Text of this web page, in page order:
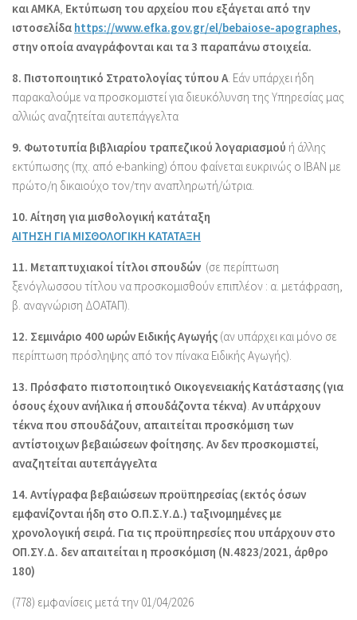
και ΑΜΚΑ, Εκτύπωση του αρχείου που εξάγεται από την
ιστοσελίδα https://www.efka.gov.gr/el/bebaiose-apographes,
στην οποία αναγράφονται και τα 3 παραπάνω στοιχεία.
8. Πιστοποιητικό Στρατολογίας τύπου Α. Εάν υπάρχει ήδη
παρακαλούμε να προσκομιστεί για διευκόλυνση της Υπηρεσίας μας
αλλιώς αναζητείται αυτεπάγγελτα
9. Φωτοτυπία βιβλιαρίου τραπεζικού λογαριασμού ή άλλης
εκτύπωσης (πχ. από e-banking) όπου φαίνεται ευκρινώς ο IBAN με
πρώτο/η δικαιούχο τον/την αναπληρωτή/ώτρια.
10. Αίτηση για μισθολογική κατάταξη
ΑΙΤΗΣΗ ΓΙΑ ΜΙΣΘΟΛΟΓΙΚΗ ΚΑΤΑΤΑΞΗ
11. Μεταπτυχιακοί τίτλοι σπουδών (σε περίπτωση
ξενόγλωσσου τίτλου να προσκομισθούν επιπλέον : α. μετάφραση,
β. αναγνώριση ΔΟΑΤΑΠ).
12. Σεμινάριο 400 ωρών Ειδικής Αγωγής (αν υπάρχει και μόνο σε
περίπτωση πρόσληψης από τον πίνακα Ειδικής Αγωγής).
13. Πρόσφατο πιστοποιητικό Οικογενειακής Κατάστασης (για
όσους έχουν ανήλικα ή σπουδάζοντα τέκνα). Αν υπάρχουν
τέκνα που σπουδάζουν, απαιτείται προσκόμιση των
αντίστοιχων βεβαιώσεων φοίτησης. Αν δεν προσκομιστεί,
αναζητείται αυτεπάγγελτα
14. Αντίγραφα βεβαιώσεων προϋπηρεσίας (εκτός όσων
εμφανίζονται ήδη στο Ο.Π.Σ.Υ.Δ.) ταξινομημένες με
χρονολογική σειρά. Για τις προϋπηρεσίες που υπάρχουν στο
ΟΠ.ΣΥ.Δ. δεν απαιτείται η προσκόμιση (Ν.4823/2021, άρθρο
180)
(778) εμφανίσεις μετά την 01/04/2026